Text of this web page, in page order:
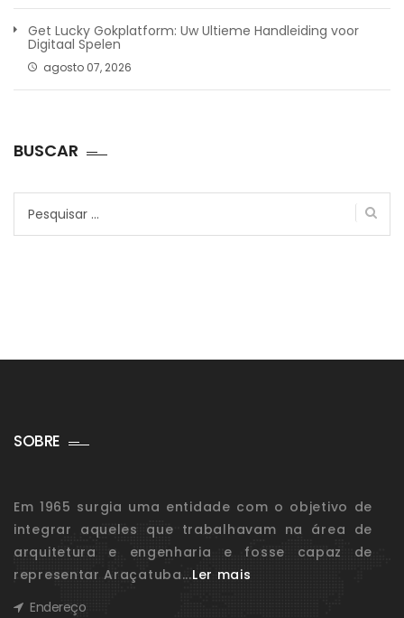
Get Lucky Gokplatform: Uw Ultieme Handleiding voor
Digitaal Spelen
agosto 07, 2026
BUSCAR
SOBRE
Em 1965 surgia uma entidade com o objetivo de
integrar aqueles que trabalhavam na área de
arquitetura e engenharia e fosse capaz de
representar Araçatuba...Ler mais
Endereço